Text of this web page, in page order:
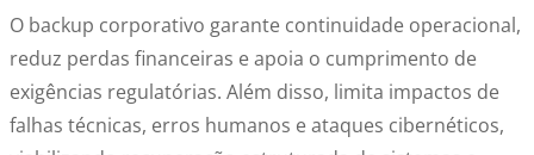
O backup corporativo garante continuidade operacional,
reduz perdas financeiras e apoia o cumprimento de
exigências regulatórias. Além disso, limita impactos de
falhas técnicas, erros humanos e ataques cibernéticos,